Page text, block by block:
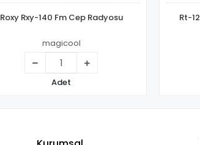
Roxy Rxy-140 Fm Cep Radyosu
magicool
Adet
Rt-